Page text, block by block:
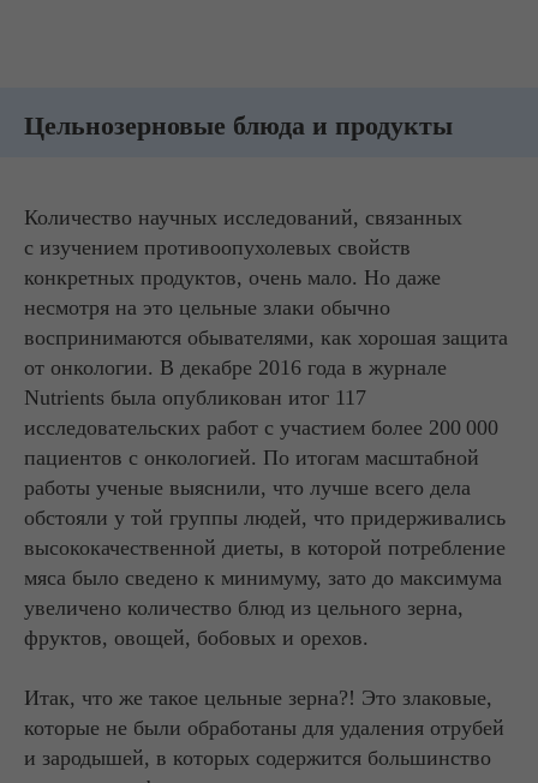
Цельнозерновые блюда и продукты
Количество научных исследований, связанных
с изучением противоопухолевых свойств
конкретных продуктов, очень мало. Но даже
несмотря на это цельные злаки обычно
воспринимаются обывателями, как хорошая защита
от онкологии. В декабре 2016 года в журнале
Nutrients была опубликован итог 117
исследовательских работ с участием более 200 000
пациентов с онкологией. По итогам масштабной
работы ученые выяснили, что лучше всего дела
обстояли у той группы людей, что придерживались
высококачественной диеты, в которой потребление
мяса было сведено к минимуму, зато до максимума
увеличено количество блюд из цельного зерна,
фруктов, овощей, бобовых и орехов.
Итак, что же такое цельные зерна?! Это злаковые,
которые не были обработаны для удаления отрубей
и зародышей, в которых содержится большинство